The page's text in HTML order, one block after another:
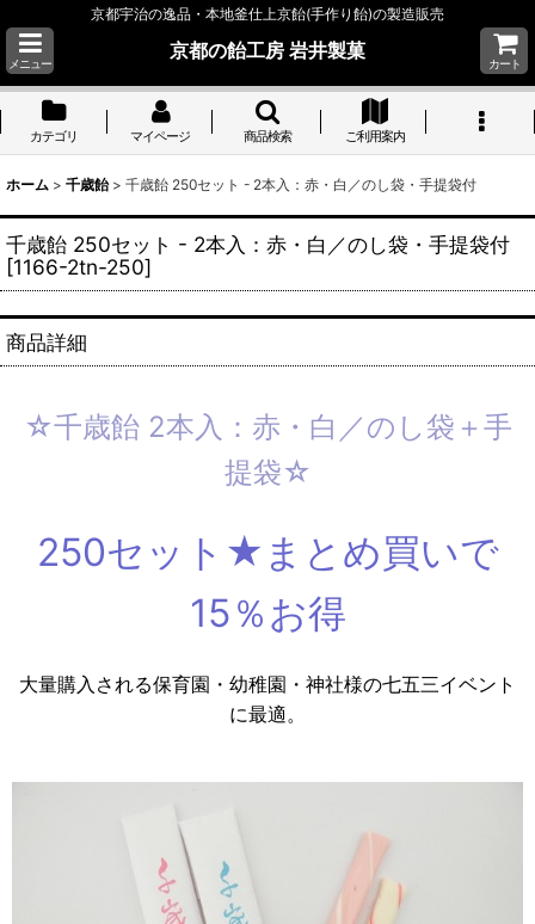
京都宇治の逸品・本地釜仕上京飴(手作り飴)の製造販売
メニュー
京都の飴工房 岩井製菓
カート
カテゴリ マイページ 商品検索 ご利用案内
ホーム > 千歳飴 > 千歳飴 250セット - 2本入：赤・白／のし袋・手提袋付
千歳飴 250セット - 2本入：赤・白／のし袋・手提袋付
[1166-2tn-250]
商品詳細
☆千歳飴 2本入：赤・白／のし袋＋手
提袋☆
250セット★まとめ買いで
15％お得
大量購入される保育園・幼稚園・神社様の七五三イベント
に最適。